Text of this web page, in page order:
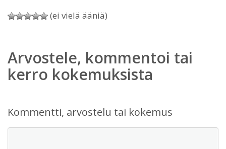
(ei vielä ääniä)
Arvostele, kommentoi tai
kerro kokemuksista
Kommentti, arvostelu tai kokemus